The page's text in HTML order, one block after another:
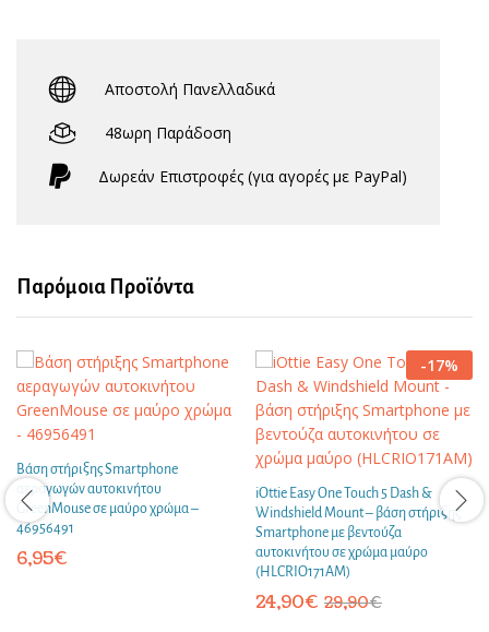
Αποστολή Πανελλαδικά
48ωρη Παράδοση
Δωρεάν Eπιστροφές (για αγορές με PayPal)
Παρόμοια Προϊόντα
Βάση στήριξης Smartphone
αεραγωγών αυτοκινήτου
GreenMouse σε μαύρο χρώμα –
46956491
6,95€
-17%
iOttie Easy One Touch 5 Dash &
Windshield Mount – βάση στήριξης
Smartphone με βεντούζα
αυτοκινήτου σε χρώμα μαύρο
(HLCRIO171AM)
24,90€ 29,90€